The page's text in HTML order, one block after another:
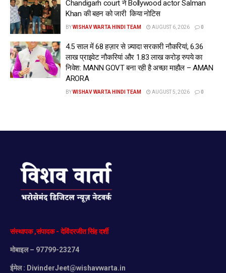
(कहो-मैं उस परमेश्वर की ओर से हूँ) मैं सदैव सदके
जाता हूँ ॥2॥16॥44॥
Chandigarh court ने Bollywood actor Salman
Khan की बहन को जारी किया नोटिस
BYWISHAV WARTA HINDI TEAM AUGUST 6, 2026 0
4.5 साल में 68 हज़ार से ज़्यादा सरकारी नौकरियां, 6.36
लाख प्राइवेट नौकरियां और 1.83 लाख करोड़ रुपये का
निवेश: MANN GOVT बना रही है अच्छा माहौल – AMAN
ARORA
BYWISHAV WARTA HINDI TEAM AUGUST 5, 2026 0
संस्थापक,संपादक-देविंदरजीतसिंहदर्शी
मोबाइल– 97799-23274
ईमेल : DivinderJeet@wishavwarta.in